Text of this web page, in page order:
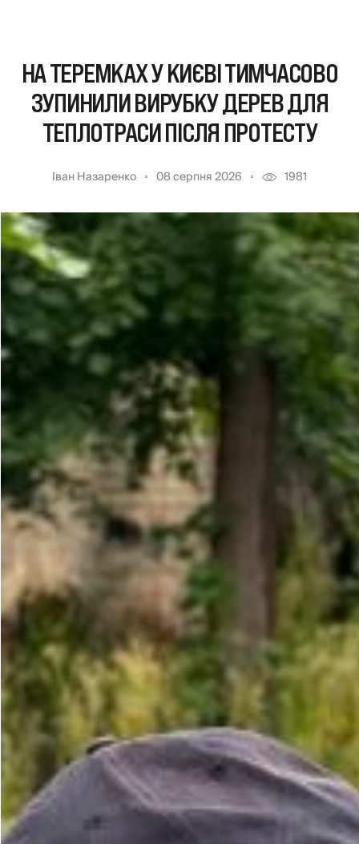
НА ТЕРЕМКАХ У КИЄВІ ТИМЧАСОВО
ЗУПИНИЛИ ВИРУБКУ ДЕРЕВ ДЛЯ
ТЕПЛОТРАСИ ПІСЛЯ ПРОТЕСТУ
Іван Назаренко 08 серпня 2026 1981